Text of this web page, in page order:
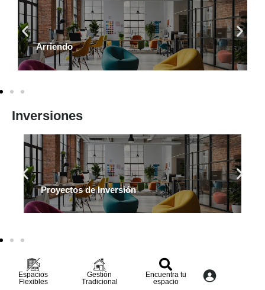
Arriendo
Inversiones
Proyectos de Inversión
Espacios
Flexibles
Gestión
Tradicional
Encuentra tu
espacio